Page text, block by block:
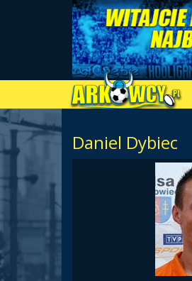
Daniel Dybiec